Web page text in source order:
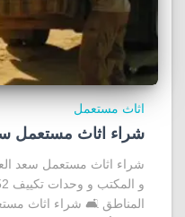
اثاث مستعمل
شراء اثاث مستعمل
شراء اثاث مستعمل سعد
المناطق 🛋️ شراء اثاث